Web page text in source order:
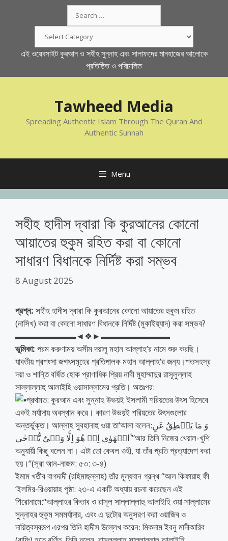
for:
এই ওয়েবসাইট কুরআন ও সহীহ সুন্নাহ এবং সালাফদের মানহাজের আলোকে
প্রতিষ্ঠিত ও পরিচালিত
Tawheed Media
Spreading Authentic Islam Through The Quran And
Authentic Sunnah
Menu
সহীহ হাদীস দ্বারা কি কুরআনের কোনো
আয়াতের হুকুম রহিত করা বা কোনো
সাধারণ বিধানকে নির্দিষ্ট করা সম্ভব
8 August 2025
প্রশ্ন: সহীহ হাদীস দ্বারা কি কুরআনের কোনো আয়াতের হুকুম রহিত
(নাসিখ) করা বা কোনো সাধারণ বিধানকে নির্দিষ্ট (মুকাইয়্যাদ) করা সম্ভব?
▬▬▬▬▬▬▬◄❖►▬▬▬▬▬▬▬▬
ভূমিকা: পরম করুণাময় অসীম দয়ালু মহান আল্লাহ’র নামে শুরু করছি।
যাবতীয় প্রশংসা জগৎসমূহের প্রতিপালক মহান আল্লাহ’র জন্য।শতসহস্র
দয়া ও শান্তি বর্ষিত হোক প্রাণাধিক প্রিয় নাবী মুহাম্মাদুর রাসূলুল্লাহ
সাল্লাল্লাহু আলাইহি ওয়াসাল্লামের প্রতি। অতঃপর:
প্রথমত: কুরআন এবং সুন্নাহ উভয়ই ইসলামী শরিয়তের উৎস হিসেবে
একই মর্যাদায় অবস্থান করে। কারণ উভয়ই শরিয়তের উৎসগুলোর
অন্তর্ভুক্ত। আল্লাহ সুবহানাহু ওয়া তা‘আলা বলেন:وَ مَا یَنۡطِقُ عَنِ
الۡهَوٰی اِنۡ هُوَ اِلَّا وَحۡیٌ یُّوۡحٰی ۙ”আর তিনি নিজের খেয়াল-খুশি
অনুযায়ী কিছু বলেন না। এটা তো কেবল ওহী, যা তাঁর প্রতি প্রত্যাদেশ করা
হয়।”(সূরা আন-নাজম: ৫৩: ৩-৪)
ইমাম খতীব বাগদাদী (রহিমাহুল্লাহ) তাঁর মূল্যবান গ্রন্থ “আল কিফায়াহ ফী
‘ইলমির-রিওয়ায়াহ পৃষ্ঠা: ২৩-এ একটি অধ্যায় রচনা করেছেন এই
শিরোনামে:“আল্লাহর কিতাব ও রাসূল সাল্লাল্লাহু আলাইহি ওয়া সাল্লামের
সুন্নাহর হুকুম সমমর্যাদার, এবং এ দুটোর অনুসরণ করা ওয়াজিব ও
দায়িত্বস্বরূপ এরপর তিনি হাদীস উল্লেখ করেন: মিকদাম ইবনু মাদীকারিব